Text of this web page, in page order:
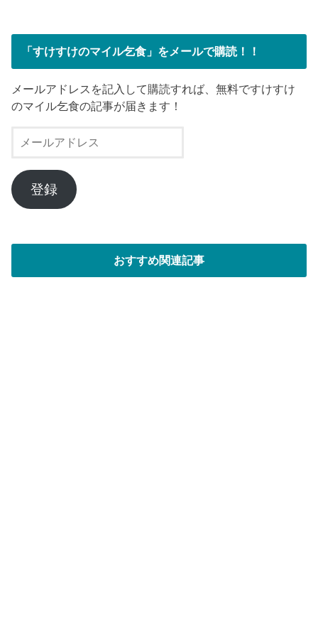
「すけすけのマイル乞食」をメールで購読！！
メールアドレスを記入して購読すれば、無料ですけすけ
のマイル乞食の記事が届きます！
ー
ル
ア
ド
登録
おすすめ関連記事